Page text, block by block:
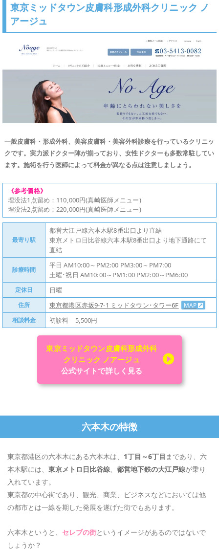
東京ミッドタウン皮膚科形成外科クリニック ノ
アージュ
一般皮膚科・形成外科、美容皮膚科・美容外科診療を行っているクリニッ
クです。実力派ドクター陣が揃っており、女性ドクターも多数常駐してい
ます。施術を行う医師によって料金が異なる点は注意しましょう。
《参考価格》
埋没法1点留め：110,000円(真崎医師メニュー)
埋没法2点留め：220,000円(真崎医師メニュー)
最寄り駅
都営大江戸線六本木駅8番出口より直結
東京メトロ日比谷線六本木駅8番出口より地下通路にて
直結
診療時間
平日 AM10:00～PM2:00 PM3:00～PM7:00
土曜･祝日 AM10:00～PM1:00 PM2:00～PM6:00
定休日 日曜
住所 東京都港区赤坂9-7-1 ミッドタウン･タワー6F MAP
相談料金 初診料 5,500円
東京ミッドタウン皮膚科形成外科
クリニック ノアージュ
公式サイトで詳しく見る
六本木の特徴
東京都港区の六本木にある六本木は、 1丁目～6丁目 まであり、六
本木駅には、東京メトロ日比谷線 、都営地下鉄の大江戸線が乗り
入れています。
東京都の中心街であり、観光、商業、ビジネスなどにおいては他
の都市とは一線を期した発展を遂げた街でもあります。
六本木というと、 セレブの街というイメージがあるのではないで
しょうか？